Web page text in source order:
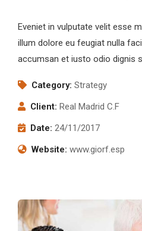
Eveniet in vulputate velit esse
illum dolore eu feugiat nulla
accumsan et iusto odio dignis
Category: Strategy
Client: Real Madrid C.F
Date: 24/11/2017
Website: www.giorf.esp